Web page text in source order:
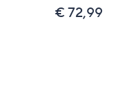
€ 72,99